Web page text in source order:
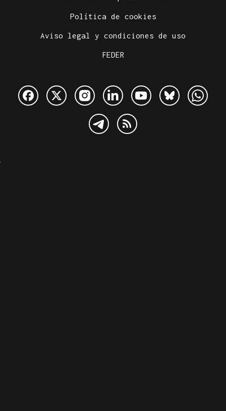
Política de cookies
Aviso legal y condiciones de uso
FEDER